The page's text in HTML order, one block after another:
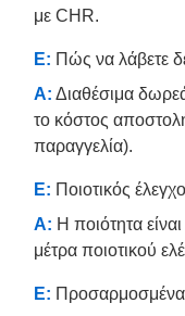
με CHR.
Ε: Πώς να λάβετε
Α: Διαθέσιμα
το κόστος
παραγγελία).
Ε: Ποιοτικός
Α: Η ποιότητα
μέτρα ποιοτικού
Ε: Προσαρμοσμένα